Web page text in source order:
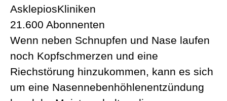
AsklepiosKliniken
21.600 Abonnenten
Wenn neben Schnupfen und Nase laufen
noch Kopfschmerzen und eine
Riechstörung hinzukommen, kann es sich
um eine Nasennebenhöhlenentzündung